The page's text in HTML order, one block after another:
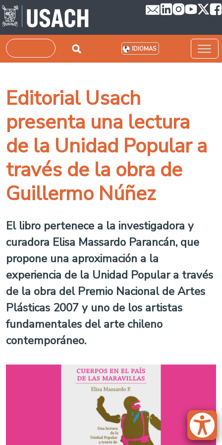
Pasar al contenido principal
Buscar IDIOMAS
Editorial Usach
presenta una lectura
de la Unidad Popular a
través de la obra de
Guillermo Núñez
El libro pertenece a la investigadora y
curadora Elisa Massardo Parancán, que
propone una aproximación a la
experiencia de la Unidad Popular a través
de la obra del Premio Nacional de Artes
Plásticas 2007 y uno de los artistas
fundamentales del arte chileno
contemporáneo.